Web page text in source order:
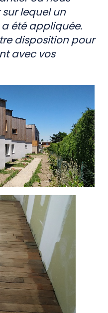
lequel un
été appliquée.
disposition pour
avec vos